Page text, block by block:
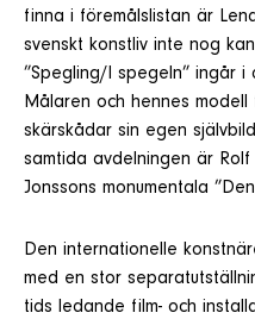
finna i föremålslistan är
svenskt konstliv inte nog
”Spegling/I spegeln” ingår i
Målaren och hennes
skärskådar sin egen
samtida avdelningen är Rolf
Jonssons monumentala
Den internationelle
med en stor
tids ledande film- och